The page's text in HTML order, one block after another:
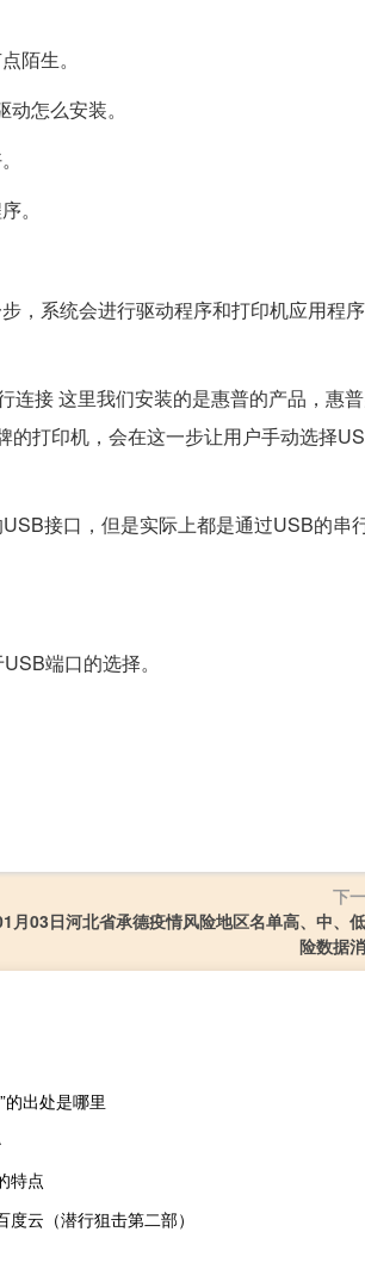
陌生。
怎么安装。
。
，系统会进行驱动程序和打印机应用程
接 这里我们安装的是惠普的产品，惠
打印机，会在这一步让用户手动选择
接口，但是实际上都是通过USB的串
端口的选择。
下
月03日河北省承德疫情风险地区名单高、中、
险数据
的出处是哪里
特点
云（潜行狙击第二部）